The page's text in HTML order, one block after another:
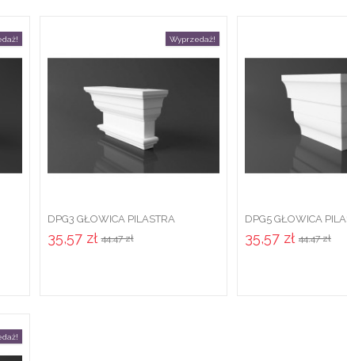
Wyprzedaż!
DPG3 GŁOWICA PILASTRA
ZEWNĘTRZNEGO ZE
STYROPIANU...
35,57 zł44,47 zł
DPG5 GŁOWICA
ZEWNĘTRZNEGO ZE
STYROPIANU...
35,57 zł 44,47 zł